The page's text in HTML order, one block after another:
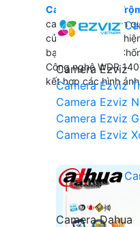
Camera Ezviz
Camera Ezviz
Camera Ezviz
Camera Ezviz
Camera Ezviz
Camera Dahua
'
Camera Chống
camera điều chỉnh
của bạn khi phát
bạn với Camera
Công nghệ WDR
kết hợp các hình